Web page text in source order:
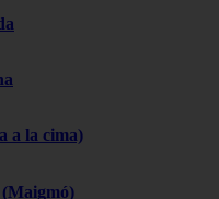
a la cima)